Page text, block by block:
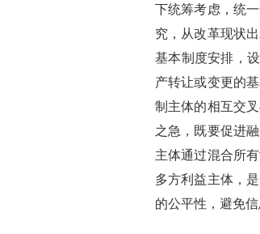
下统筹考虑，统
究，从改革现状
基本制度安排，
产转让或变更的
制主体的相互交
之急，既要促进
主体通过混合所
多方利益主体，
的公平性，避免